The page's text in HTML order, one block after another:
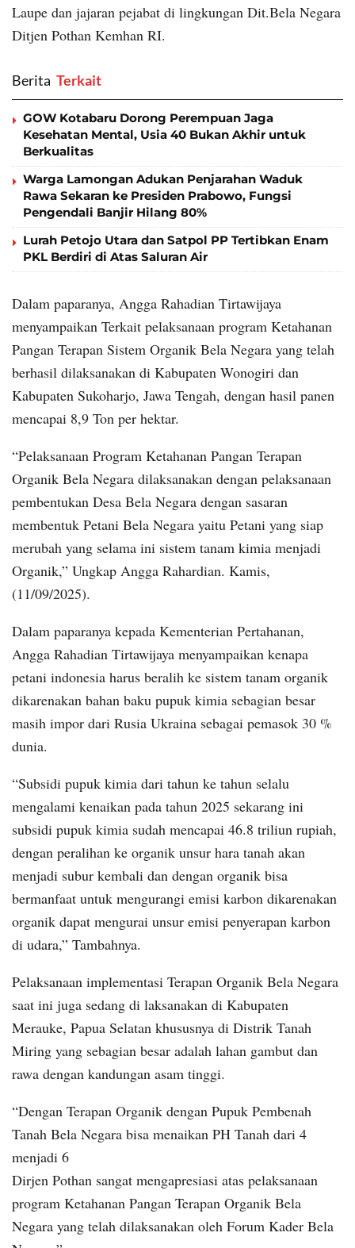
Laupe dan jajaran pejabat di lingkungan Dit.Bela Negara
Ditjen Pothan Kemhan RI.
Berita ‎ Terkait
GOW Kotabaru Dorong Perempuan Jaga
Kesehatan Mental, Usia 40 Bukan Akhir untuk
Berkualitas
Warga Lamongan Adukan Penjarahan Waduk
Rawa Sekaran ke Presiden Prabowo, Fungsi
Pengendali Banjir Hilang 80%
Lurah Petojo Utara dan Satpol PP Tertibkan Enam
PKL Berdiri di Atas Saluran Air
Dalam paparanya, Angga Rahadian Tirtawijaya
menyampaikan Terkait pelaksanaan program Ketahanan
Pangan Terapan Sistem Organik Bela Negara yang telah
berhasil dilaksanakan di Kabupaten Wonogiri dan
Kabupaten Sukoharjo, Jawa Tengah, dengan hasil panen
mencapai 8,9 Ton per hektar.
“Pelaksanaan Program Ketahanan Pangan Terapan
Organik Bela Negara dilaksanakan dengan pelaksanaan
pembentukan Desa Bela Negara dengan sasaran
membentuk Petani Bela Negara yaitu Petani yang siap
merubah yang selama ini sistem tanam kimia menjadi
Organik,” Ungkap Angga Rahardian. Kamis,
(11/09/2025).
Dalam paparanya kepada Kementerian Pertahanan,
Angga Rahadian Tirtawijaya menyampaikan kenapa
petani indonesia harus beralih ke sistem tanam organik
dikarenakan bahan baku pupuk kimia sebagian besar
masih impor dari Rusia Ukraina sebagai pemasok 30 %
dunia.
“Subsidi pupuk kimia dari tahun ke tahun selalu
mengalami kenaikan pada tahun 2025 sekarang ini
subsidi pupuk kimia sudah mencapai 46.8 triliun rupiah,
dengan peralihan ke organik unsur hara tanah akan
menjadi subur kembali dan dengan organik bisa
bermanfaat untuk mengurangi emisi karbon dikarenakan
organik dapat mengurai unsur emisi penyerapan karbon
di udara,” Tambahnya.
Pelaksanaan implementasi Terapan Organik Bela Negara
saat ini juga sedang di laksanakan di Kabupaten
Merauke, Papua Selatan khususnya di Distrik Tanah
Miring yang sebagian besar adalah lahan gambut dan
rawa dengan kandungan asam tinggi.
“Dengan Terapan Organik dengan Pupuk Pembenah
Tanah Bela Negara bisa menaikan PH Tanah dari 4
menjadi 6
Dirjen Pothan sangat mengapresiasi atas pelaksanaan
program Ketahanan Pangan Terapan Organik Bela
Negara yang telah dilaksanakan oleh Forum Kader Bela